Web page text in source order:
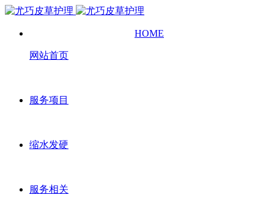
HOME
网站首页
服务项目
缩水发硬
服务相关